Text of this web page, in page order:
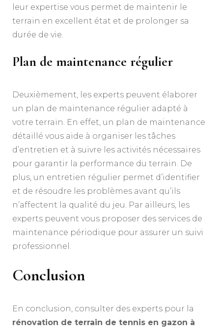
leur expertise vous permet de maintenir le
terrain en excellent état et de prolonger sa
durée de vie.
Plan de maintenance régulier
Deuxièmement, les experts peuvent élaborer
un plan de maintenance régulier adapté à
votre terrain. En effet, un plan de maintenance
détaillé vous aide à organiser les tâches
d’entretien et à suivre les activités nécessaires
pour garantir la performance du terrain. De
plus, un entretien régulier permet d’identifier
et de résoudre les problèmes avant qu’ils
n’affectent la qualité du jeu. Par ailleurs, les
experts peuvent vous proposer des services de
maintenance périodique pour assurer un suivi
professionnel.
Conclusion
En conclusion, consulter des experts pour la
rénovation de terrain de tennis en gazon à